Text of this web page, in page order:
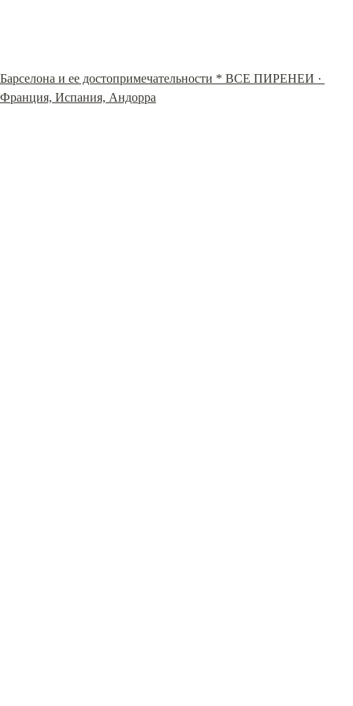
Барселона и ее достопримечательности * ВСЕ ПИРЕНЕИ ·
Франция, Испания, Андорра